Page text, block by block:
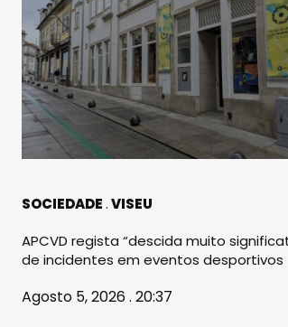
SOCIEDADE VISEU
APCVD regista “descida muito
de incidentes em eventos desportivos
Agosto 5, 2026 . 20:37